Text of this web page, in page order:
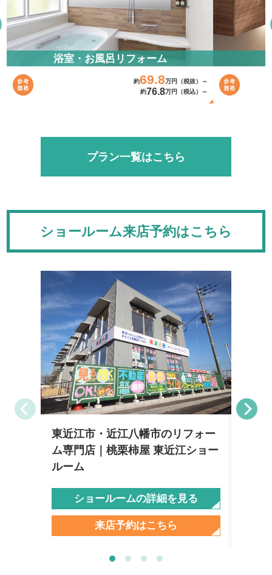
浴室・お風呂リフォーム
約69.8万円（税抜）～
約76.8万円（税込）～
プラン一覧はこちら
ショールーム来店予約はこちら
東近江市・近江八幡市のリフォー
ム専門店｜桃栗柿屋 東近江ショー
ルーム
ショールームの詳細を見る
来店予約はこちら